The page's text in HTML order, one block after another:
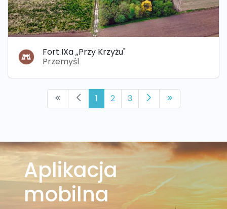
Fort IXa „Przy Krzyżu"
Przemyśl
1 2 3
Aplikacja
mobilna